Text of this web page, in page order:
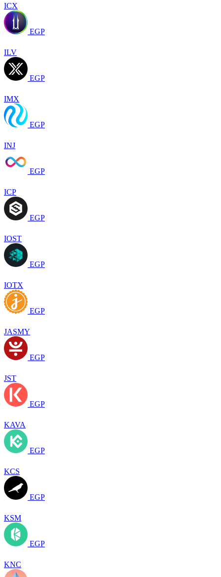
ICX
EGP
ILV
EGP
IMX
EGP
INJ
EGP
ICP
EGP
IOST
EGP
IOTX
EGP
JASMY
EGP
JST
EGP
KAVA
EGP
KCS
EGP
KSM
EGP
KNC